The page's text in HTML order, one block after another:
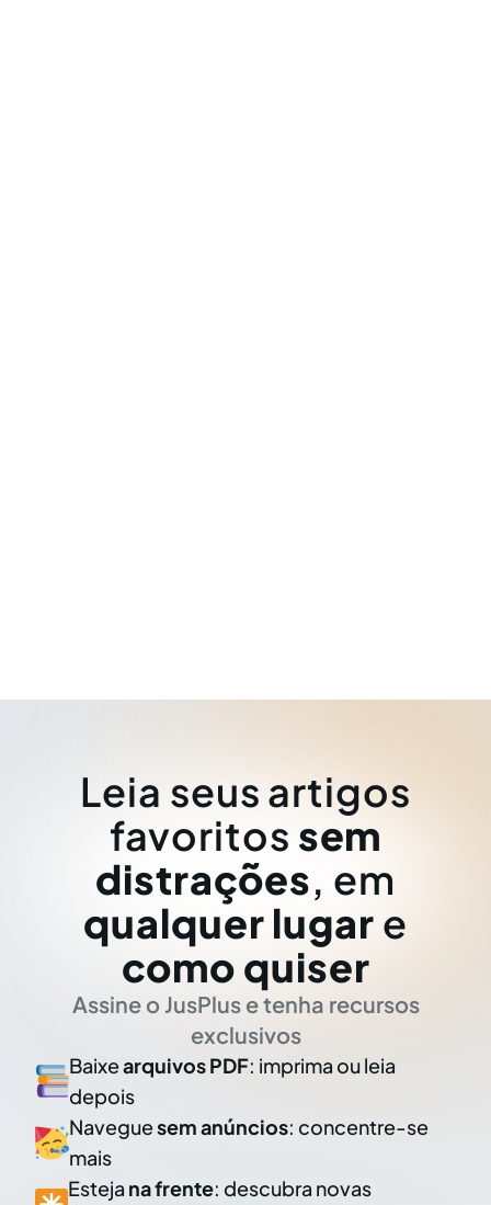
Leia seus artigos
favoritos sem
distrações, em
qualquer lugar e
como quiser
Assine o JusPlus e tenha recursos
exclusivos
Baixearquivos PDF: imprima ou leia
depois
Naveguesem anúncios: concentre-se
mais
Esteja na frente: descubra novas